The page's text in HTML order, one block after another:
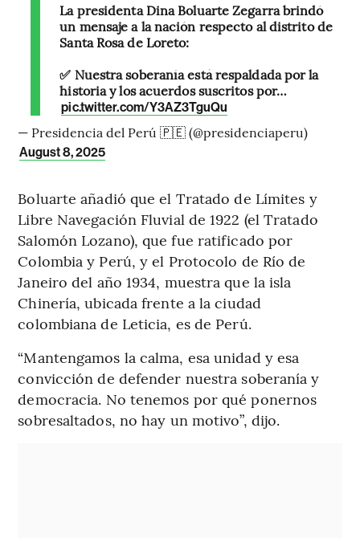
La presidenta Dina Boluarte Zegarra brindó
un mensaje a la nación respecto al distrito de
Santa Rosa de Loreto:
✅ Nuestra soberanía está respaldada por la
historia y los acuerdos suscritos por…
pic.twitter.com/Y3AZ3TguQu
— Presidencia del Perú 🇵🇪 (@presidenciaperu)
August 8, 2025
Boluarte añadió que el Tratado de Límites y
Libre Navegación Fluvial de 1922 (el Tratado
Salomón Lozano), que fue ratificado por
Colombia y Perú, y el Protocolo de Río de
Janeiro del año 1934, muestra que la isla
Chinería, ubicada frente a la ciudad
colombiana de Leticia, es de Perú.
“Mantengamos la calma, esa unidad y esa
convicción de defender nuestra soberanía y
democracia. No tenemos por qué ponernos
sobresaltados, no hay un motivo”, dijo.